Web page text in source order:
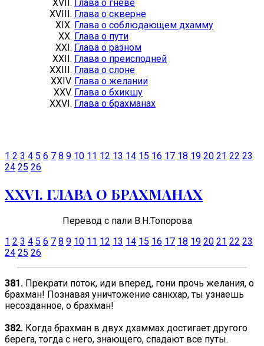
Глава о гневе
Глава о скверне
Глава о соблюдающем дхамму
Глава о пути
Глава о разном
Глава о преисподней
Глава о слоне
Глава о желании
Глава о бхикшу
Глава о брахманах
1 2 3 4 5 6 7 8 9 10 11 12 13 14 15 16 17 18 19 20 21 22 23
24 25 26
ХХVI. ГЛАВА О БРАХМАНАХ
Перевод с пали В.Н.Топорова
1 2 3 4 5 6 7 8 9 10 11 12 13 14 15 16 17 18 19 20 21 22 23
24 25 26
381. Прекрати поток, иди вперед, гони прочь желания, о
брахман! Познавая уничтожение санкхар, ты узнаешь
несозданное, о брахман!
382. Когда брахман в двух дхаммах достигает другого
берега, тогда с него, знающего, спадают все путы.